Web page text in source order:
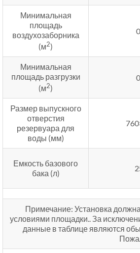
Минимальная
площадь
воздухозаборника
(м2)
Минимальная
площадь разгрузки
(м2)
Размер выпускного
отверстия
резервуара для
воды (мм)
Емкость базового
бака (л)
Примечание: Установка
условиями площадки.. За
данные в таблице являются